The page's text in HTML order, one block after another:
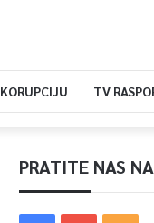
TV
PRATITE NAS NA